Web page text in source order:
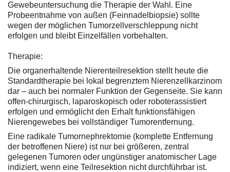
Gewebeuntersuchung die Therapie der Wahl. Eine
Probeentnahme von außen (Feinnadelbiopsie) sollte
wegen der möglichen Tumorzellverschleppung nicht
erfolgen und bleibt Einzelfällen vorbehalten.
Therapie:
Die organerhaltende Nierenteilresektion stellt heute die
Standardtherapie bei lokal begrenztem Nierenzellkarzinom
dar – auch bei normaler Funktion der Gegenseite. Sie kann
offen-chirurgisch, laparoskopisch oder roboterassistiert
erfolgen und ermöglicht den Erhalt funktionsfähigen
Nierengewebes bei vollständiger Tumorentfernung.
Eine radikale Tumornephrektomie (komplette Entfernung
der betroffenen Niere) ist nur bei größeren, zentral
gelegenen Tumoren oder ungünstiger anatomischer Lage
indiziert, wenn eine Teilresektion nicht durchführbar ist.